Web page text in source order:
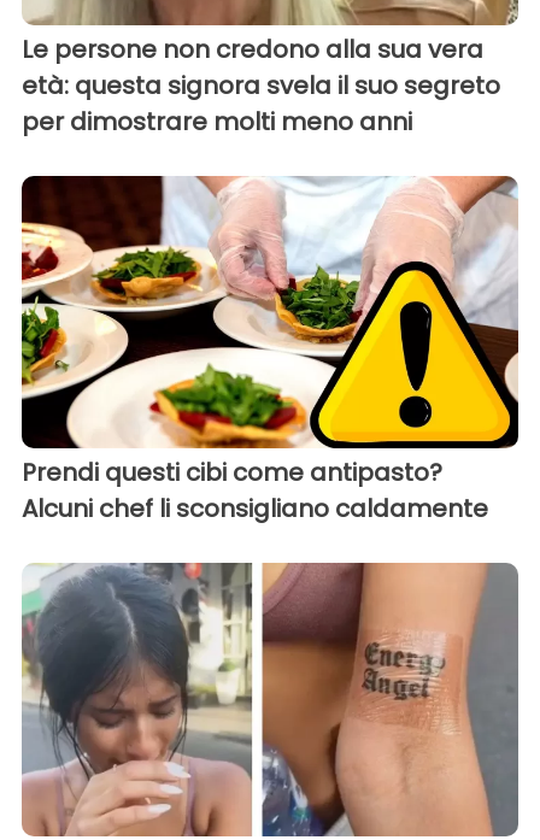
Le persone non credono alla sua vera
età: questa signora svela il suo segreto
per dimostrare molti meno anni
Prendi questi cibi come antipasto?
Alcuni chef li sconsigliano caldamente